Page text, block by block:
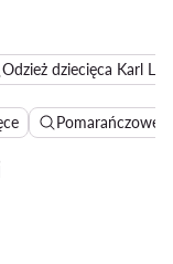
Odzież dziecięca Karl
Pomarańczowe